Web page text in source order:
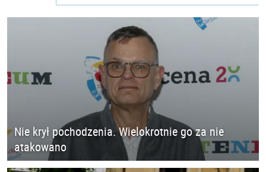
Nie krył pochodzenia. Wielokrotnie go za nie
atakowano